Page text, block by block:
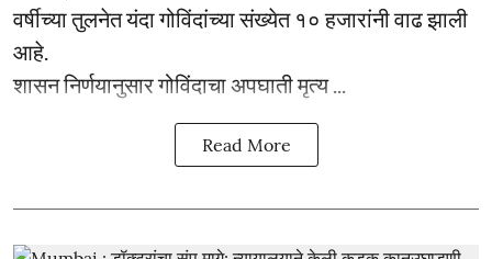
वर्षीच्या तुलनेत यंदा गोविंदांच्या संख्येत १० हजारांनी वाढ झाली
आहे.
शासन निर्णयानुसार गोविंदाचा अपघाती मृत्य ...
Read More